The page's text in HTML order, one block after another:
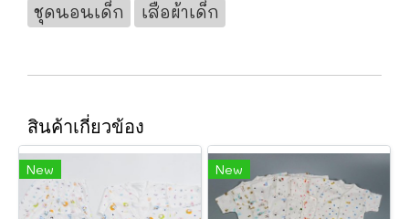
ชุดนอนเด็ก เสื้อผ้าเด็ก
สินค้าเกี่ยวข้อง
New New